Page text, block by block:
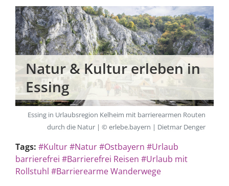
Natur & Kultur erleben in
Essing
Essing in Urlaubsregion Kelheim mit barrierearmen Routen
durch die Natur | © erlebe.bayern | Dietmar Denger
Tags: #Kultur#Natur#Ostbayern #Urlaub
barrierefrei #Barrierefrei Reisen #Urlaub mit
Rollstuhl #Barrierearme Wanderwege